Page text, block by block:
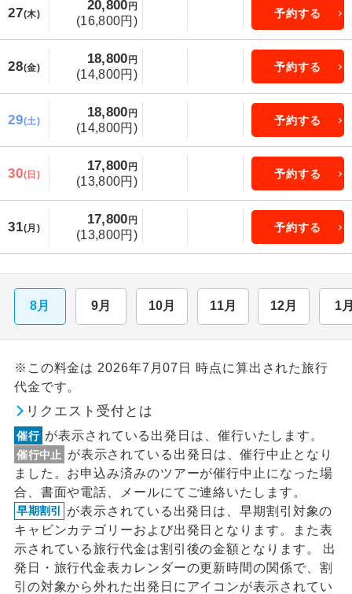
27(木)
20,800 円
(16,800円)
予約する
28(金)
18,800 円
(14,800円)
予約する
29(土)
18,800 円
(14,800円)
予約する
30(日)
17,800 円
(13,800円)
予約する
31(月)
17,800 円
(13,800円)
予約する
8月 9月 10月 11月 12月 1
※この料金は 2026年7月07日 時点に算出された旅行
代金です。
リクエスト受付とは
催行 が表示されている出発日は、催行いたします。
催行中止
が表示されている出発日は、催行中止となり
ました。お申込み済みのツアーが催行中止になった場
合、書面や電話、メールにてご連絡いたします。
早期割引
が表示されている出発日は、早期割引対象の
キャビンカテゴリーおよび出発日となります。また表
示されている旅行代金は割引後の金額となります。 出
発日・旅行代金表カレンダーの更新時間の関係で、割
引の対象から外れた出発日にアイコンが表示されてい